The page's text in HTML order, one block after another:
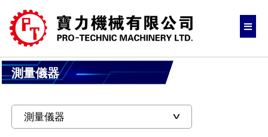
測量儀器